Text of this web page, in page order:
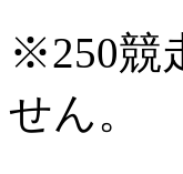
※250競
せん。